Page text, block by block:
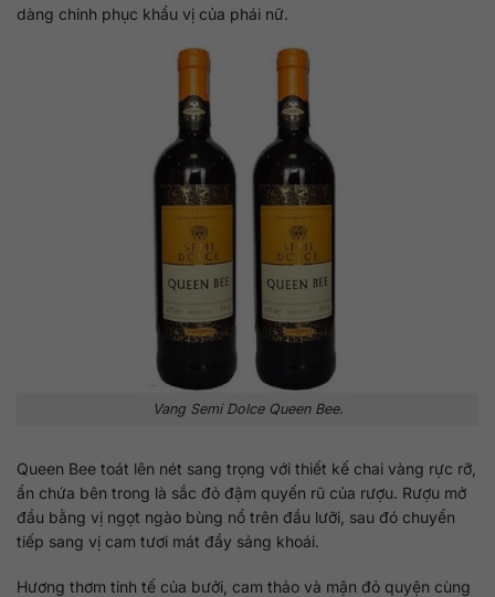
dàng chinh phục khẩu vị của phái nữ.
Vang Semi Dolce Queen Bee.
Queen Bee toát lên nét sang trọng với thiết kế chai vàng rực rỡ,
ẩn chứa bên trong là sắc đỏ đậm quyến rũ của rượu. Rượu mở
đầu bằng vị ngọt ngào bùng nổ trên đầu lưỡi, sau đó chuyển
tiếp sang vị cam tươi mát đầy sảng khoái.
Hương thơm tinh tế của bưởi, cam thảo và mận đỏ quyện cùng